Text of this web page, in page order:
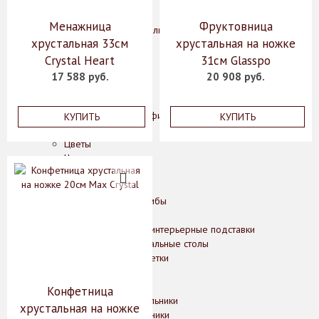
Декоративные изделия, фигурки животных
Зеркала
Картины
Колонны
Лампы
Рамки для фотографий
Статуэтки
Цветы
Часы
Шкатулки
Мебель
Комоды, шкафы, тумбы
Кофейные столики, интерьерные подставки
Обеденные и журнальные столы
Стулья, кресла, банкетки
Бра
Классические светильники
Подвесные светильники
Менажница
хрустальная 33см
Crystal Heart
17 588 руб.
КУПИТЬ
Фруктовница
хрустальная на ножке
31см Glasspo
20 908 руб.
КУПИТЬ
Конфетница
хрустальная на ножке